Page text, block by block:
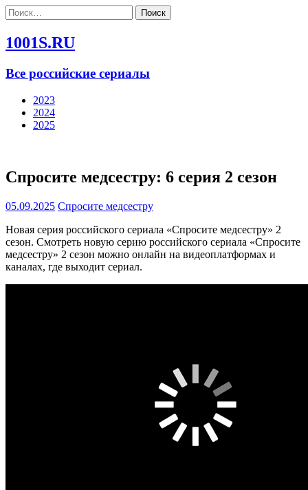
Найти:
1001S.RU
Все российские сериалы
2023
2024
2025
Спросите медсестру: 6 серия 2 сезон
05.09.2025 Спросите медсестру
Новая серия российского сериала «Спросите медсестру» 2
сезон. Смотреть новую серию российского сериала «Спросите
медсестру» 2 сезон можно онлайн на видеоплатформах и
каналах, где выходит сериал.